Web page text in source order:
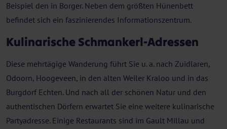
Beispiel den in Borger. Neben dem größten Hünenbett
befindet sich ein faszinierendes Informationszentrum.
Kulinarische Schmankerl-Adressen
Diese mehrtägige Wanderung führt Sie u. a. nach Zuidlaren,
Odoorn, Hoogeveen, in den alten Weiler Kraloo und in das
Burgdorf Echten. Und nach all der schönen Natur und den
authentischen Dörfern erwartet Sie eine weitere kulinarische
Partyadresse. Einige Restaurants sind im Gault Millau und